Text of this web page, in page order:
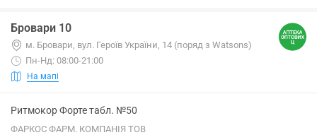
Бровари 10
м. Бровари, вул. Героїв України, 14 (поряд з Watsons)
Пн-Нд: 08:00-21:00
На мапі
Ритмокор Форте табл. №50
ФАРКОС ФАРМ. КОМПАНІЯ ТОВ